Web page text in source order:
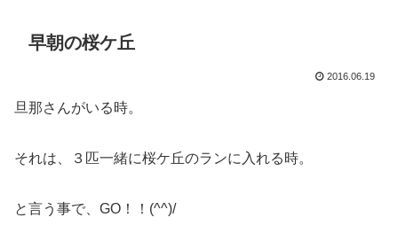
早朝の桜ケ丘
2016.06.19
旦那さんがいる時。
それは、３匹一緒に桜ケ丘のランに入れる時。
と言う事で、GO！！(^^)/